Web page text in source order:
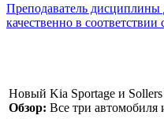
Преподаватель дисциплины
качественно в
Новый Kia Sportage и Sollers
Обзор: Все три